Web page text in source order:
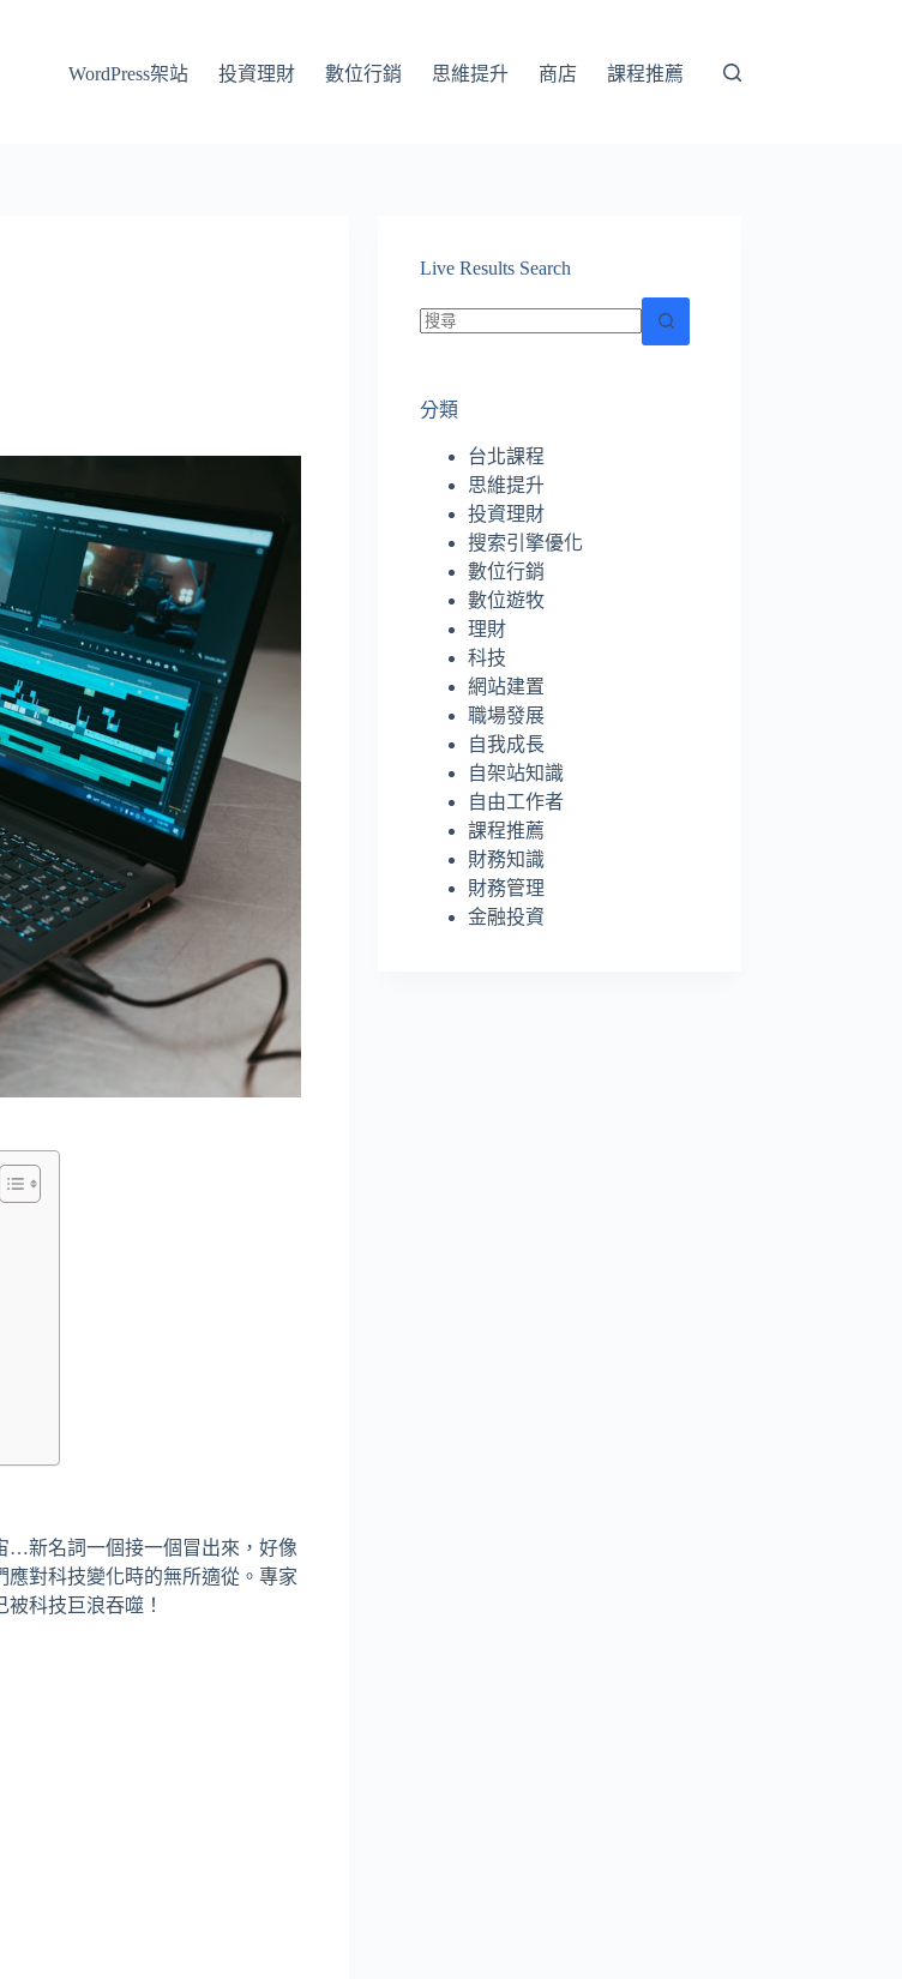
WordPress架站 投資理財 數位行銷 思維提升 商店 課程推薦
…新名詞一個接一個冒出來，好像
對科技變化時的無所適從。專家
科技巨浪吞噬！
Live Results Search
到
分類
台北課程
思維提升
投資理財
搜索引擎優化
數位行銷
數位遊牧
理財
科技
網站建置
職場發展
自我成長
自架站知識
自由工作者
課程推薦
財務知識
財務管理
金融投資